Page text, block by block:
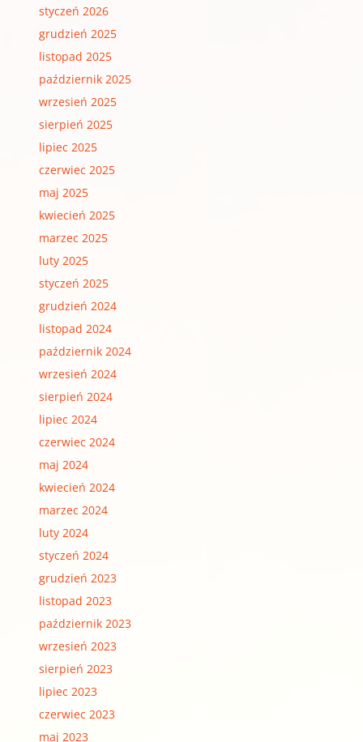
styczeń 2026
grudzień 2025
listopad 2025
październik 2025
wrzesień 2025
sierpień 2025
lipiec 2025
czerwiec 2025
maj 2025
kwiecień 2025
marzec 2025
luty 2025
styczeń 2025
grudzień 2024
listopad 2024
październik 2024
wrzesień 2024
sierpień 2024
lipiec 2024
czerwiec 2024
maj 2024
kwiecień 2024
marzec 2024
luty 2024
styczeń 2024
grudzień 2023
listopad 2023
październik 2023
wrzesień 2023
sierpień 2023
lipiec 2023
czerwiec 2023
maj 2023